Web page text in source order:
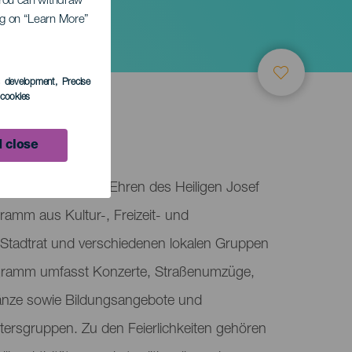
on “Learn More”
development, Precise
close
feiert das Fest zu Ehren des Heiligen Josef
aus Kultur-, Freizeit- und
und verschiedenen lokalen Gruppen
umfasst Konzerte, Straßenumzüge,
sowie Bildungsangebote und
Zu den Feierlichkeiten gehören